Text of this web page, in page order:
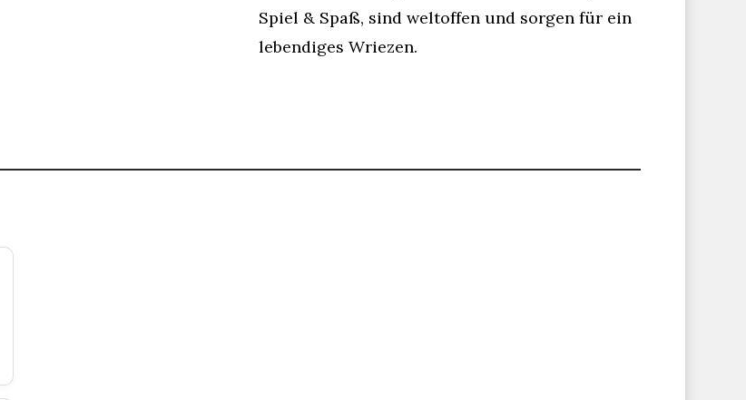
Spiel & Spaß, sind weltoffen und sorgen für ein
lebendiges Wriezen.